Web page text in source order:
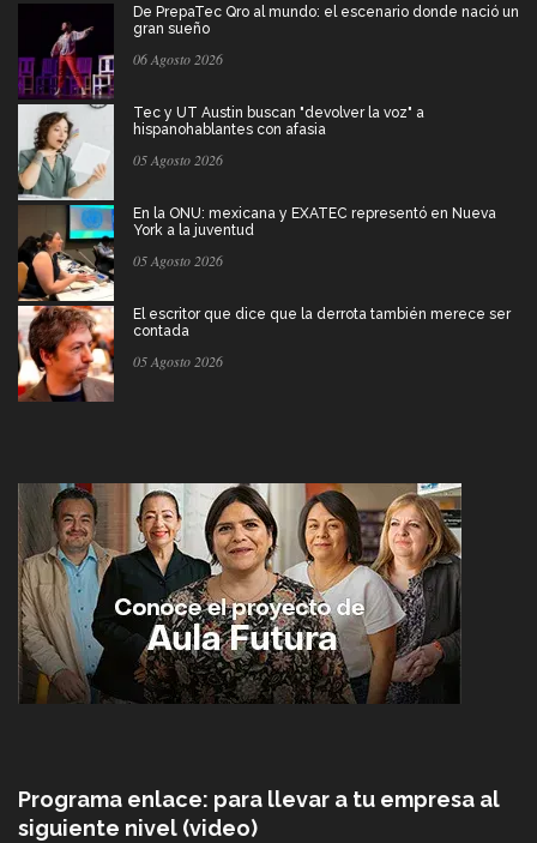
De PrepaTec Qro al mundo: el escenario donde nació un
gran sueño
06 Agosto 2026
Tec y UT Austin buscan "devolver la voz" a
hispanohablantes con afasia
05 Agosto 2026
En la ONU: mexicana y EXATEC representó en Nueva
York a la juventud
05 Agosto 2026
El escritor que dice que la derrota también merece ser
contada
05 Agosto 2026
Programa enlace: para llevar a tu empresa al
siguiente nivel (video)